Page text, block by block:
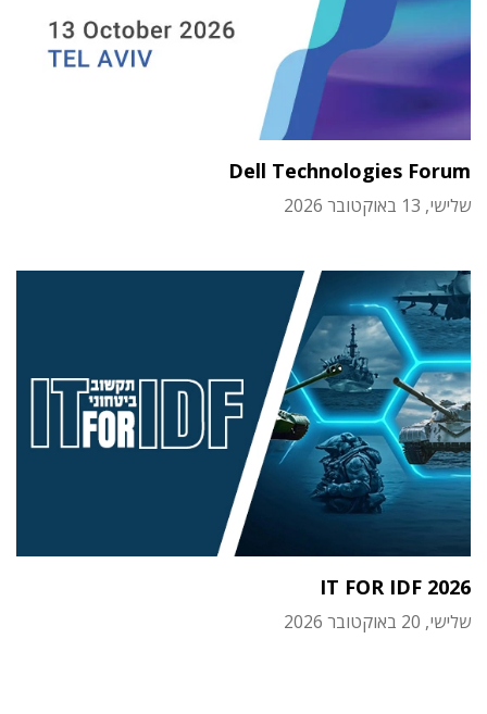
Dell Technologies Forum
שלישי, 13 באוקטובר 2026
IT FOR IDF 2026
שלישי, 20 באוקטובר 2026